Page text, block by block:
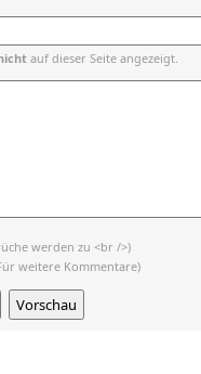
auf dieser Seite angezeigt.
werden zu <br />)
weitere Kommentare)